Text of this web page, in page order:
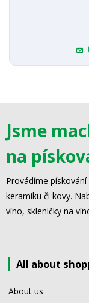
Jsme
na
Provádíme
keramiku či kovy.
víno, skleničky na
All about
About us